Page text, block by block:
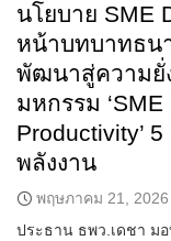
ใคร ทำอะไร ที่ไห
สถานีข่าววันนี้
นโยบาย SME
หน้าบทบาทธน
พัฒนาสู่ความยั่
มหกรรม ‘SME
Productivity’
พลังงาน
พฤษภาคม 21, 2026
ประธาน ธพว.เดชา ม